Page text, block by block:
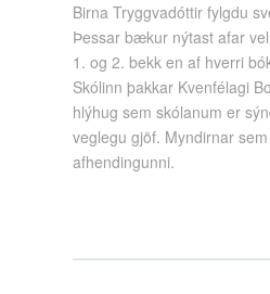
Birna Tryggvadóttir fylgdu
Þessar bækur nýtast afar
1. og 2. bekk en af hverri
Skólinn þakkar Kvenfélagi
hlýhug sem skólanum er
veglegu gjöf. Myndirnar
afhendingunni.